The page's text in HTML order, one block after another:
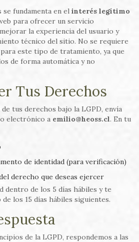
fundamenta en el interés legítimo
para ofrecer un servicio
la experiencia del usuario y
técnico del sitio. No se requiere
este tipo de tratamiento, ya que
de forma automática y no
Tus Derechos
tus derechos bajo la LGPD, envía
electrónico a emilio@heoss.cl. En tu
de identidad (para verificación)
derecho que deseas ejercer
dentro de los 5 días hábiles y te
los 15 días hábiles siguientes.
de la LGPD, respondemos a las